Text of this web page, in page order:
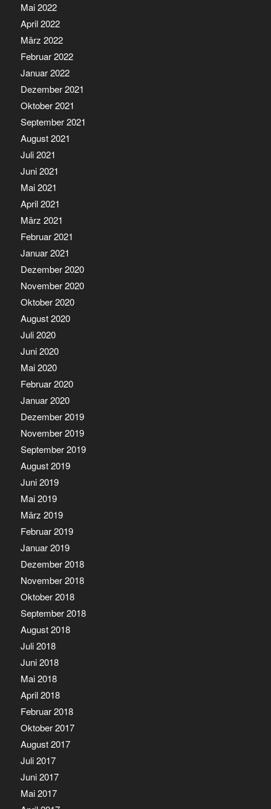
Mai 2022
April 2022
März 2022
Februar 2022
Januar 2022
Dezember 2021
Oktober 2021
September 2021
August 2021
Juli 2021
Juni 2021
Mai 2021
April 2021
März 2021
Februar 2021
Januar 2021
Dezember 2020
November 2020
Oktober 2020
August 2020
Juli 2020
Juni 2020
Mai 2020
Februar 2020
Januar 2020
Dezember 2019
November 2019
September 2019
August 2019
Juni 2019
Mai 2019
März 2019
Februar 2019
Januar 2019
Dezember 2018
November 2018
Oktober 2018
September 2018
August 2018
Juli 2018
Juni 2018
Mai 2018
April 2018
Februar 2018
Oktober 2017
August 2017
Juli 2017
Juni 2017
Mai 2017